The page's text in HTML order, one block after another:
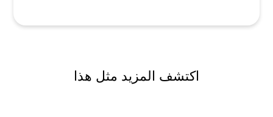
اكتشف المزيد مثل هذا